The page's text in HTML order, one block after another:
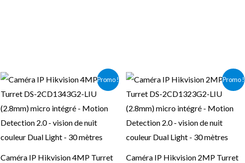
Promo !
Caméra IP Hikvision 4MP Turret
prix
initial
114.00 €.
Le
prix
actuel
97.00 €.
Promo !
Caméra IP Hikvision 2MP Turret
Le
prix
initial
79.90 €.
Le
prix
actuel
67.90 €.